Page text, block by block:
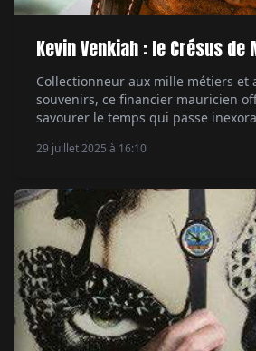
Kevin Venkiah : le Crésus
Collectionneur aux mille métiers et
souvenirs, ce financier mauricien
savourer le temps qui passe
Emmanuel Galiero.
29 juillet 2025 à 16:10